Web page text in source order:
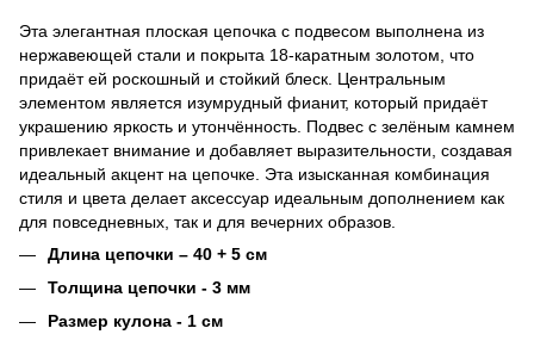
Эта элегантная плоская цепочка с подвесом выполнена из
нержавеющей стали и покрыта 18-каратным золотом, что
придаёт ей роскошный и стойкий блеск. Центральным
элементом является изумрудный фианит, который придаёт
украшению яркость и утончённость. Подвес с зелёным камнем
привлекает внимание и добавляет выразительности, создавая
идеальный акцент на цепочке. Эта изысканная комбинация
стиля и цвета делает аксессуар идеальным дополнением как
для повседневных, так и для вечерних образов.
Длина цепочки – 40 + 5 см
Толщина цепочки - 3 мм
Размер кулона - 1 см